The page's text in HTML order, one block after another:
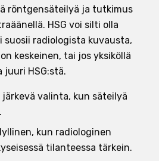
röntgensäteilyä ja tutkimus
HSG voi silti olla
suosii radiologista kuvausta,
keskeinen, tai jos yksiköllä
juuri HSG:stä.
järkevä valinta, kun säteilyä
kun radiologinen
tilanteessa tärkein.